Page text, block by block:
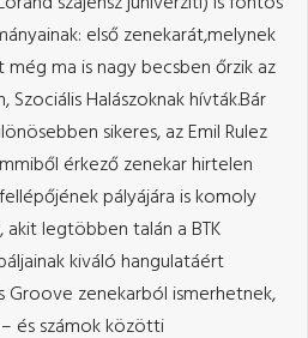
első zenekarát,melynek
ma is nagy becsben őrzik az
Halászoknak hívták.Bár
sikeres, az Emil Rulez
érkező zenekar hirtelen
pályájára is komoly
legtöbben talán a BTK
kiváló hangulatáért
Groove zenekarból ismerhetnek,
és számok közötti